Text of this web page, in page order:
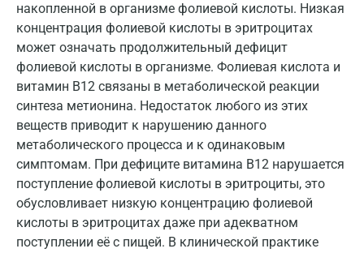
накопленной в организме фолиевой кислоты. Низкая
концентрация фолиевой кислоты в эритроцитах
может означать продолжительный дефицит
фолиевой кислоты в организме. Фолиевая кислота и
витамин B12 связаны в метаболической реакции
синтеза метионина. Недостаток любого из этих
веществ приводит к нарушению данного
метаболического процесса и к одинаковым
симптомам. При дефиците витамина В12 нарушается
поступление фолиевой кислоты в эритроциты, это
обусловливает низкую концентрацию фолиевой
кислоты в эритроцитах даже при адекватном
поступлении её с пищей. В клинической практике
Кострома
Котельники
Краснодар
Красноярск
Курск
Лабинск